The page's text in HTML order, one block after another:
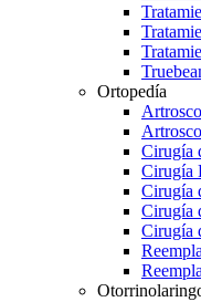
Ortopedía
Cirugía
Cirugía
Cirugía
Cirugía
Cirugía